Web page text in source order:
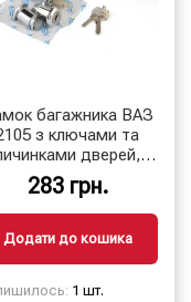
багажника ВАЗ
з ключами та
дверей,
ASR
283 грн.
Додати до кошика
1 шт.